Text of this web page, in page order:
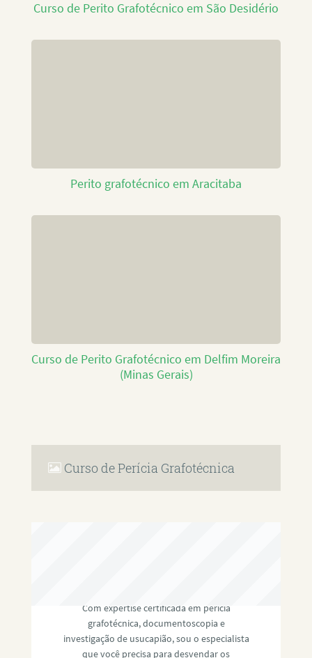
Curso de Perito Grafotécnico em São Desidério
Perito grafotécnico em Aracitaba
Curso de Perito Grafotécnico em Delfim Moreira
(Minas Gerais)
Curso de Perícia Grafotécnica
Com expertise certificada em perícia
grafotécnica, documentoscopia e
investigação de usucapião, sou o especialista
que você precisa para desvendar os